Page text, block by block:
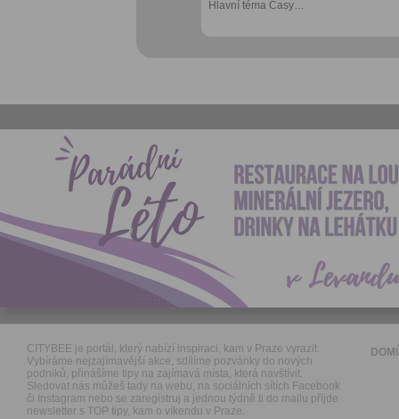
Hlavní téma Časy…
CITYBEE je portál, který nabízí inspiraci, kam v Praze vyrazit.
Vybíráme nejzajímavější akce, sdílíme pozvánky do nových
podniků, přinášíme tipy na zajímavá místa, která navštívit.
Sledovat nás můžeš tady na webu, na sociálních sítích Facebook
či Instagram nebo se zaregistruj a jednou týdně ti do mailu přijde
newsletter s TOP tipy, kam o víkendu v Praze.